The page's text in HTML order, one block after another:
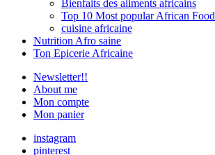
Bienfaits des aliments africains
Top 10 Most popular African Food
cuisine africaine
Nutrition Afro saine
Ton Epicerie Africaine
Newsletter!!
About me
Mon compte
Mon panier
instagram
pinterest